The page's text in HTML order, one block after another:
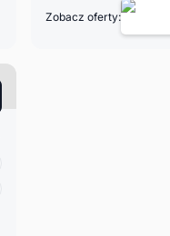
Zobacz oferty: